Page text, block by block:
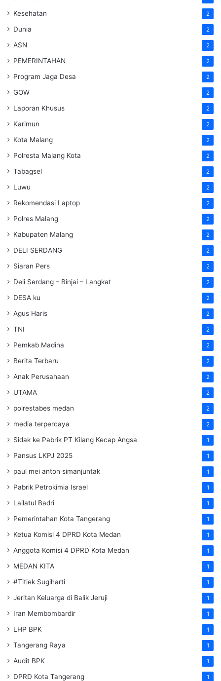
Kesehatan 2
Dunia 2
ASN 2
PEMERINTAHAN 2
Program Jaga Desa 2
GOW 2
Laporan Khusus 2
Karimun 2
Kota Malang 2
Polresta Malang Kota 2
Tabagsel 2
Luwu 2
Rekomendasi Laptop 2
Polres Malang 2
Kabupaten Malang 2
DELI SERDANG 2
Siaran Pers 2
Deli Serdang – Binjai – Langkat 2
DESA ku 2
Agus Haris 2
TNI 2
Pemkab Madina 2
Berita Terbaru 2
Anak Perusahaan 2
UTAMA 2
polrestabes medan 2
media terpercaya 2
Sidak ke Pabrik PT Kilang Kecap Angsa 1
Pansus LKPJ 2025 1
paul mei anton simanjuntak 1
Pabrik Petrokimia Israel 1
Lailatul Badri 1
Pemerintahan Kota Tangerang 1
Ketua Komisi 4 DPRD Kota Medan 1
Anggota Komisi 4 DPRD Kota Medan 1
MEDAN KITA 1
#Titiek Sugiharti 1
Jeritan Keluarga di Balik Jeruji 1
Iran Membombardir 1
LHP BPK 1
Tangerang Raya 1
Audit BPK 1
DPRD Kota Tangerang 1